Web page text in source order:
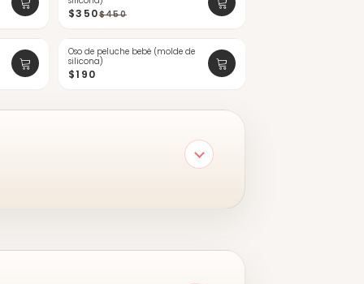
$350$450
NUEVO
Oso de peluche bebé (molde de
silicona)
$190